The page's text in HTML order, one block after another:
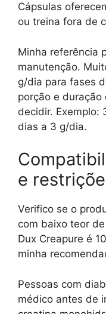
Cápsulas
ou treina fora de
Minha referência
manutenção.
g/dia para fases
porção e
decidir. Exemplo:
dias a 3 g/dia.
e
Verifico se o
com baixo teor
Dux Creapure é
minha
Pessoas com
médico antes de